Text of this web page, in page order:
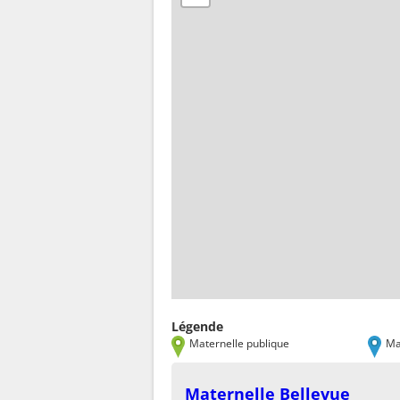
Légende
Maternelle publique
Maternelle Bellevue